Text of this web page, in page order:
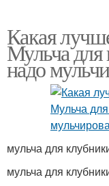
Какая
Мульча для
надо
мульча для
мульча для